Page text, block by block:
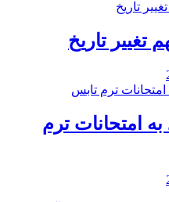
تغییر تاریخ
امتحانات ترم